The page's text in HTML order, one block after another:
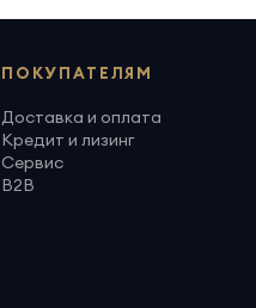
ПОКУПАТЕЛЯМ
Доставка и оплата
Кредит и лизинг
Сервис
B2B